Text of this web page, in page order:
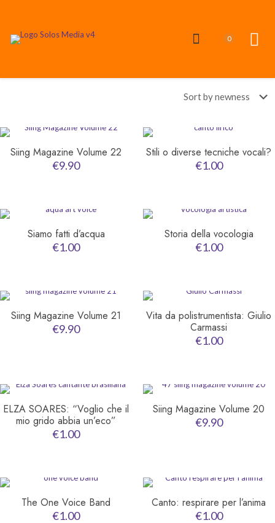
0
Siing Magazine Volume 22
€9.90
Stili o diverse tecniche vocali?
€1.00
Siamo fatti d’acqua
€1.00
Storia della vocologia
€1.00
Siing Magazine Volume 21
€9.90
Vita da polistrumentista: Giulio
Carmassi
€1.00
ELZA SOARES: “Voglio che il
mio grido abbia un’eco”
€1.00
Siing Magazine Volume 20
€9.90
The One Voice Band
€1.00
Canto: respirare per l’anima
€1.00